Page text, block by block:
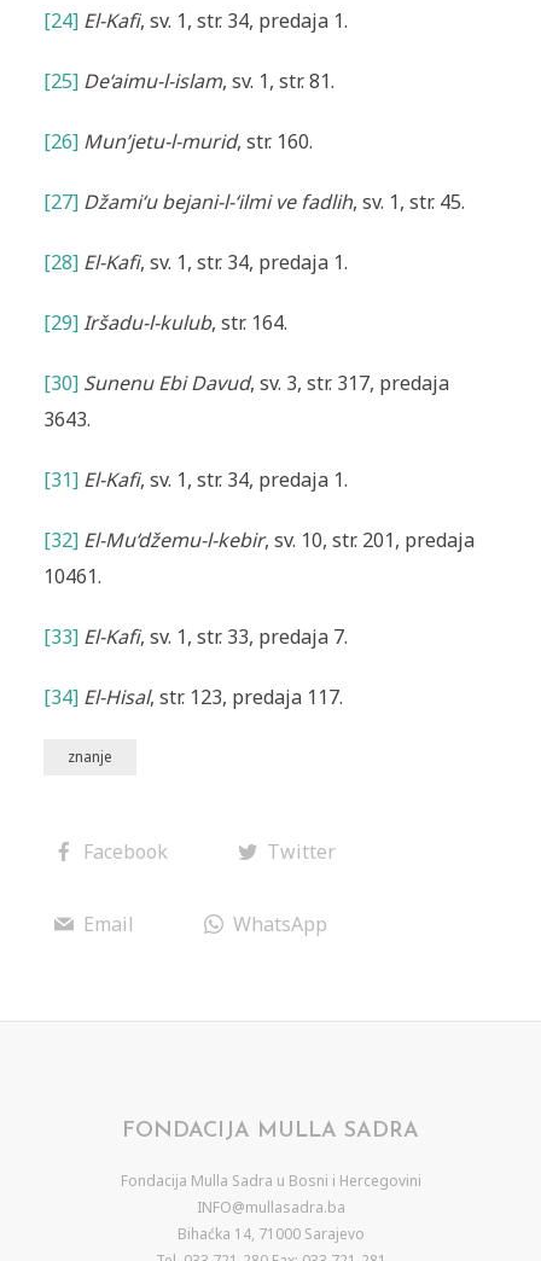
[24] El-Kafi, sv. 1, str. 34, predaja 1.
[25] De‘aimu-l-islam, sv. 1, str. 81.
[26] Mun’jetu-l-murid, str. 160.
[27] Džami‘u bejani-l-‘ilmi ve fadlih, sv. 1, str. 45.
[28] El-Kafi, sv. 1, str. 34, predaja 1.
[29]Iršadu-l-kulub, str. 164.
[30] Sunenu Ebi Davud, sv. 3, str. 317, predaja
3643.
[31] El-Kafi, sv. 1, str. 34, predaja 1.
[32] El-Mu‘džemu-l-kebir, sv. 10, str. 201, predaja
10461.
[33] El-Kafi, sv. 1, str. 33, predaja 7.
[34] El-Hisal, str. 123, predaja 117.
znanje
Facebook Twitter
Email WhatsApp
FONDACIJA MULLA SADRA
Fondacija Mulla Sadra u Bosni i Hercegovini
INFO@mullasadra.ba
Bihaćka 14, 71000 Sarajevo